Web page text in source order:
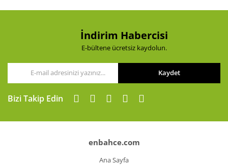
İndirim Habercisi
E-bültene ücretsiz kaydolun.
Kaydet
Bizi Takip Edin
enbahce.com
Ana Sayfa